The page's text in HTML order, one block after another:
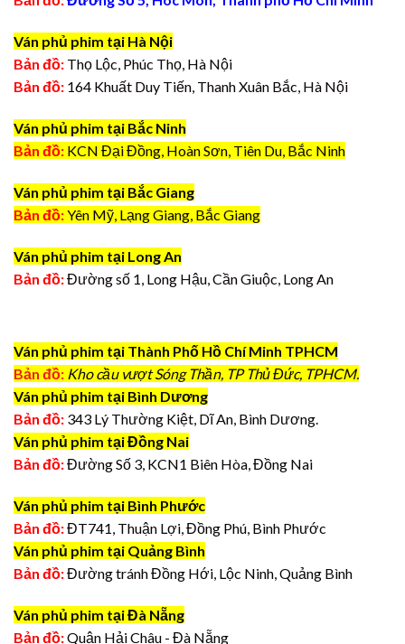
Ván phủ phim tại Hà Nội
Bản đồ: Thọ Lộc, Phúc Thọ, Hà Nội
Bản đồ: 164 Khuất Duy Tiến, Thanh Xuân Bắc, Hà Nội
Ván phủ phim tại Bắc Ninh
Bản đồ: KCN Đại Đồng, Hoàn Sơn, Tiên Du, Bắc Ninh
Ván phủ phim tại Bắc Giang
Bản đồ:Yên Mỹ, Lạng Giang, Bắc Giang
Ván phủ phim tại Long An
Bản đồ:Đường số 1, Long Hậu, Cần Giuộc, Long An
Ván phủ phim tại Thành Phố Hồ Chí Minh TPHCM
Bản đồ: Kho cầu vượt Sóng Thần, TP Thủ Đức, TPHCM.
Ván phủ phim tại Bình Dương
Bản đồ: 343 Lý Thường Kiệt, Dĩ An, Bình Dương.
Ván phủ phim tại Đồng Nai
Bản đồ:Đường Số 3, KCN1 Biên Hòa, Đồng Nai
Ván phủ phim tại Bình Phước
Bản đồ:ĐT741, Thuận Lợi, Đồng Phú, Bình Phước
Ván phủ phim tại Quảng Bình
Bản đồ:Đường tránh Đồng Hới, Lộc Ninh, Quảng Bình
Ván phủ phim tại Đà Nẵng
Bản đồ:Quận Hải Châu - Đà Nẵng